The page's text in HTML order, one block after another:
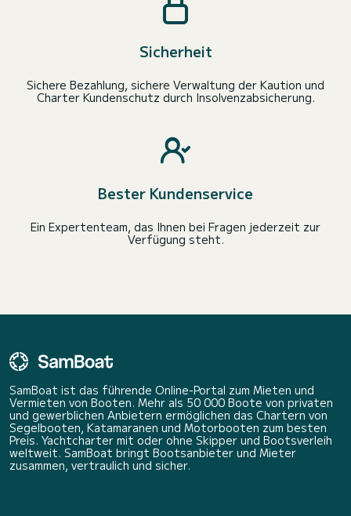
Sicherheit
Sichere Bezahlung, sichere Verwaltung der Kaution und
Charter Kundenschutz durch Insolvenzabsicherung.
Bester Kundenservice
Ein Expertenteam, das Ihnen bei Fragen jederzeit zur
Verfügung steht.
SamBoat ist das führende Online-Portal zum Mieten und
Vermieten von Booten. Mehr als 50 000 Boote von privaten
und gewerblichen Anbietern ermöglichen das Chartern von
Segelbooten, Katamaranen und Motorbooten zum besten
Preis. Yachtcharter mit oder ohne Skipper und Bootsverleih
weltweit. SamBoat bringt Bootsanbieter und Mieter
zusammen, vertraulich und sicher.